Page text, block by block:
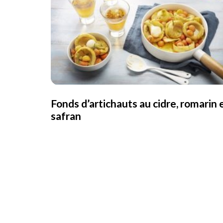
Fonds d’artichauts au cidre, romarin
safran